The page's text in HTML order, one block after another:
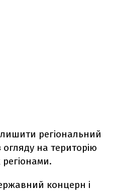
регіональний
на територію
регіонами.
концерн і